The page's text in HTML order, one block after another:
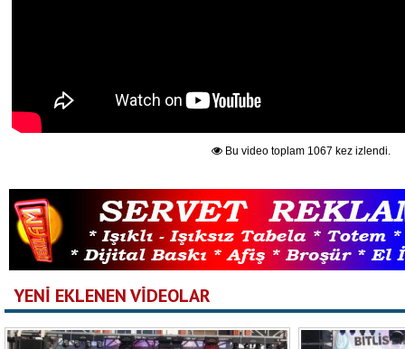
Bu video toplam 1067 kez izlendi.
YENİ EKLENEN VİDEOLAR